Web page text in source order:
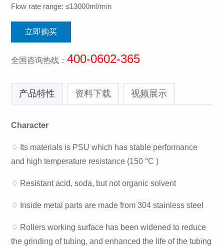
Flow rate range: ≤13000ml/min
立即购买
全国咨询热线：400-0602-365
产品特性 资料下载 视频展示
Character
♢ Its materials is PSU which has stable performance
and high temperature resistance (150 °C )
♢ Resistant acid, soda, but not organic solvent
♢ Inside metal parts are made from 304 stainless steel
♢ Rollers working surface has been widened to reduce
the grinding of tubing, and enhanced the life of the tubing